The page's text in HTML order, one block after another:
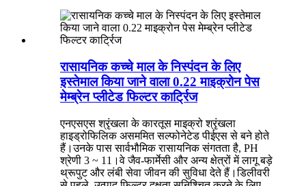
रासायनिक कच्चे माल के निस्पंदन के लिए
इस्तेमाल किया जाने वाला 0.22 माइक्रोन पेस
मेम्ब्रेन प्लीटेड फिल्टर कार्ट्रिज
एनएसएस श्रृंखला के कारतूस माइक्रो श्रृंखला
हाइड्रोफिलिक असममित सल्फोनेटेड पीईएस से बने होते
हैं।उनके पास सार्वभौमिक रासायनिक संगतता है, PH
श्रेणी 3 ~ 11।वे जैव-फार्मेसी और अन्य क्षेत्रों में लागू बड़े
थ्रूपुट और लंबी सेवा जीवन की सुविधा देते हैं।डिलीवरी